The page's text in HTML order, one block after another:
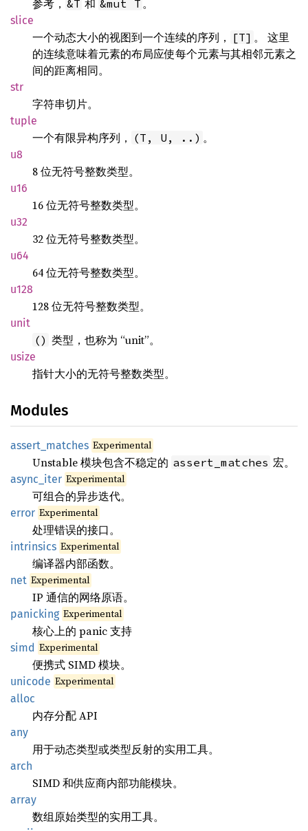
参考， &T 和 &mut T 。
slice
一个动态大小的视图到一个连续的序列， [T] 。 这里
的连续意味着元素的布局应使每个元素与其相邻元素之
间的距离相同。
str
字符串切片。
tuple
一个有限异构序列， (T, U, ..) 。
u8
8 位无符号整数类型。
u16
16 位无符号整数类型。
u32
32 位无符号整数类型。
u64
64 位无符号整数类型。
u128
128 位无符号整数类型。
unit
() 类型，也称为 “unit”。
usize
指针大小的无符号整数类型。
Modules
assert_matches Experimental
Unstable 模块包含不稳定的 assert_matches 宏。
async_iter Experimental
可组合的异步迭代。
error Experimental
处理错误的接口。
intrinsics Experimental
编译器内部函数。
net Experimental
IP 通信的网络原语。
panicking Experimental
核心上的 panic 支持
simd Experimental
便携式 SIMD 模块。
unicode Experimental
alloc
内存分配 API
any
用于动态类型或类型反射的实用工具。
arch
SIMD 和供应商内部功能模块。
array
数组原始类型的实用工具。